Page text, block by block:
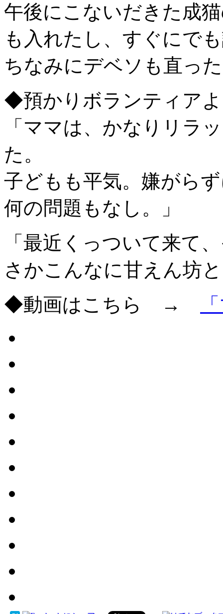
午後にこないだきた成
も入れたし、すぐにで
ちなみにデベソも直っ
◆預かりボランティア
「ママは、かなりリラ
た。
子どもも平気。嫌がら
何の問題もなし。」
「最近くっついて来て
さかこんなに甘えん坊
◆動画はこちら →